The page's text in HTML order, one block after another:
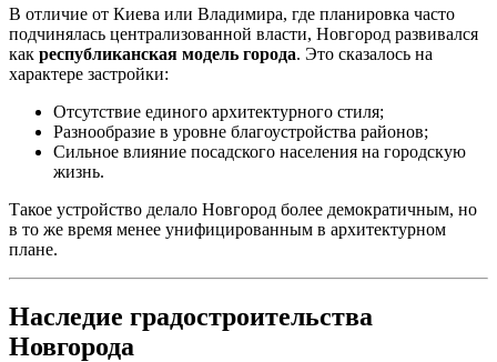
В отличие от Киева или Владимира, где планировка часто
подчинялась централизованной власти, Новгород развивался
как республиканская модель города. Это сказалось на
характере застройки:
Отсутствие единого архитектурного стиля;
Разнообразие в уровне благоустройства районов;
Сильное влияние посадского населения на городскую
жизнь.
Такое устройство делало Новгород более демократичным, но
в то же время менее унифицированным в архитектурном
плане.
Наследие градостроительства
Новгорода